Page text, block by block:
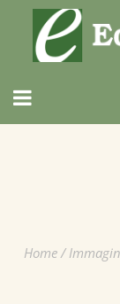
Home/